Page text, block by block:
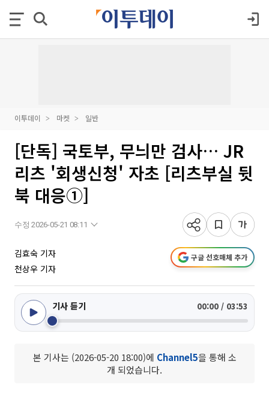
이투데이 마켓 일반
[단독] 국토부, 무늬만 검사… JR
리츠 '회생신청' 자초 [리츠부실 뒷
북 대응①]
수정 2026-05-21 08:11
김효숙 기자
천상우 기자
구글 선호매체 추가
기사 듣기 00:00 / 03:53
본 기사는 (2026-05-20 18:00)에 Channel5을 통해 소
개 되었습니다.